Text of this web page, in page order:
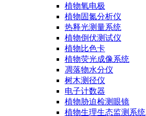
植物氧电极
植物固氮分析仪
热释光测量系统
植物倒伏测试仪
植物比色卡
植物荧光成像系统
凋落物水分仪
树木测径仪
电子计数器
植物胁迫检测眼镜
植物生理生态监测系统